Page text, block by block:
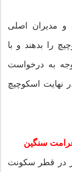
و مدیران اصلی
را بدهند و با
به درخواست
نهایت اسکوچیچ
سنگین
در قطر سکونت